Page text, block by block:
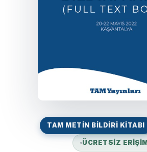
TAM METIN BILDIRI KITABI
ÜCRETSIZ ERIŞIM